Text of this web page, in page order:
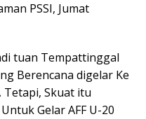
PSSI, Jumat
tuan Tempattinggal
Berencana digelar Ke
Tetapi, Skuat itu
Gelar AFF U-20